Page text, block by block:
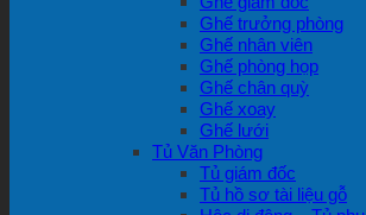
Ghế trưởng phòng
Ghế nhân viên
Ghế phòng họp
Ghế chân quỳ
Ghế xoay
Ghế lưới
Tủ Văn Phòng
Tủ giám đốc
Tủ hồ sơ tài liệu gỗ